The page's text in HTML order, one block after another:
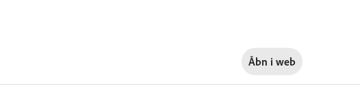
Åbn i web